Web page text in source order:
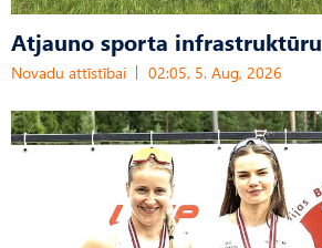
Atjauno sporta infrastruktūru
Novadu attīstībai 02:05, 5. Aug, 2026